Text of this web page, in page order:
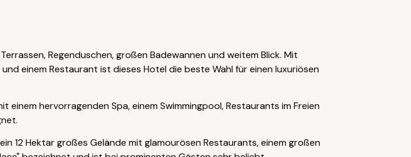
Regenduschen, großen Badewannen und weitem Blick. Mit
einem Restaurant ist dieses Hotel die beste Wahl für einen luxuriösen
hervorragenden Spa, einem Swimmingpool, Restaurants im Freien
12 Hektar großes Gelände mit glamourösen Restaurants, einem großen